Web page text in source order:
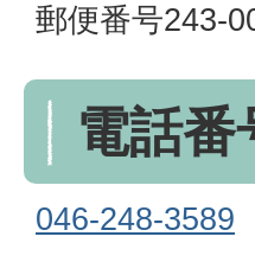
郵便番号243-
電話番
046-248-3589